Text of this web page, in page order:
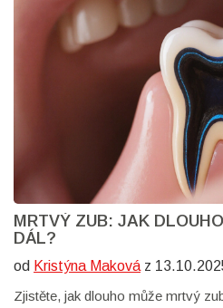
MRTVÝ ZUB: JAK
DÁL?
od Kristýna Maková z
Zjistěte, jak dlouho může mrtvý